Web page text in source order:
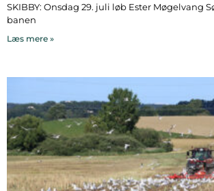
SKIBBY: Onsdag 29. juli løb Ester Møgelvang
banen
Læs mere »